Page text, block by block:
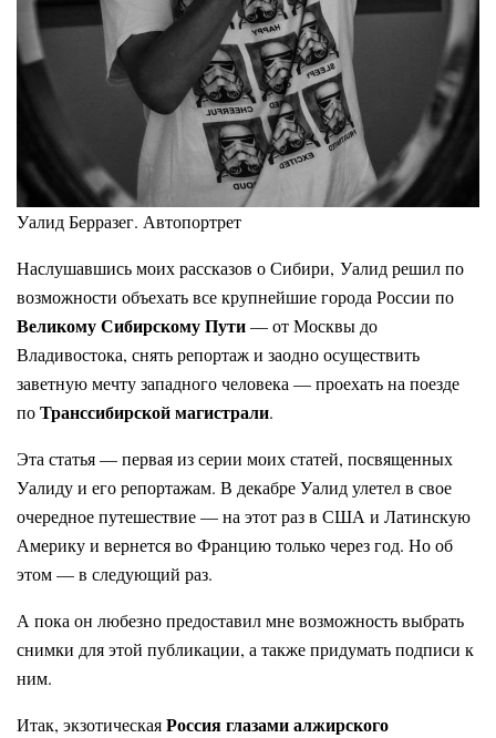
Уалид Берразег. Автопортрет
Наслушавшись моих рассказов о Сибири, Уалид решил по
возможности объехать все крупнейшие города России по
Великому Сибирскому Пути— от Москвы до
Владивостока, снять репортаж и заодно осуществить
заветную мечту западного человека — проехать на поезде
поТранссибирской магистрали.
Эта статья — первая из серии моих статей, посвященных
Уалиду и его репортажам. В декабре Уалид улетел в свое
очередное путешествие — на этот раз в США и Латинскую
Америку и вернется во Францию только через год. Но об
этом — в следующий раз.
А пока он любезно предоставил мне возможность выбрать
снимки для этой публикации, а также придумать подписи к
ним.
Итак, экзотическаяРоссия глазами алжирского